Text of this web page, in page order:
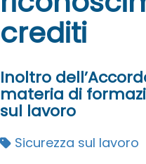
crediti
Inoltro
materia di
sul lavoro
Sicurezza sul lavoro